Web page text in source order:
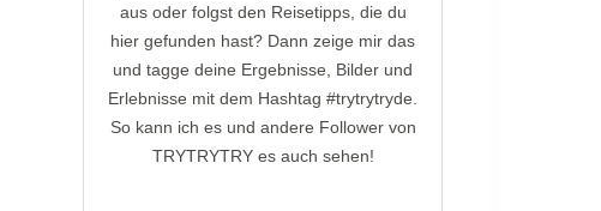
aus oder folgst den Reisetipps, die du
hier gefunden hast? Dann zeige mir das
und tagge deine Ergebnisse, Bilder und
Erlebnisse mit dem Hashtag #trytrytryde.
So kann ich es und andere Follower von
TRYTRYTRY es auch sehen!